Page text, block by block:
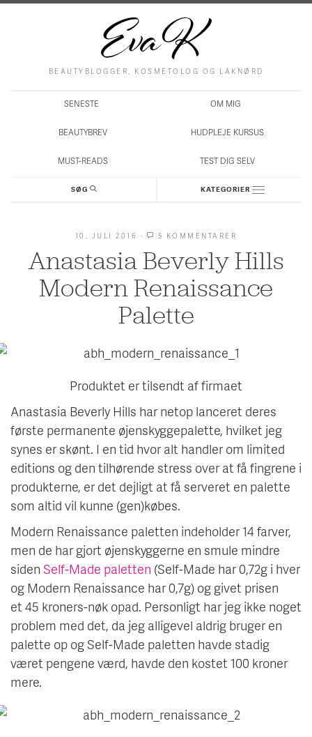
BEAUTYBLOGGER, KOSMETOLOG OG LAKNØRD
SENESTE OM MIG
BEAUTYBREV HUDPLEJE KURSUS
MUST-READS TEST DIG SELV
SØG KATEGORIER
10. JULI 2016 · 5 KOMMENTARER
BEVERLY
RENAISSANCE
PALETTE
Anastasia Beverly Hills
Modern Renaissance
Palette
Produktet er tilsendt af firmaet
Anastasia Beverly Hills har netop lanceret deres
første permanente øjenskyggepalette, hvilket jeg
synes er skønt. I en tid hvor alt handler om limited
editions og den tilhørende stress over at få fingrene i
produkterne, er det dejligt at få serveret en palette
som altid vil kunne (gen)købes.
Modern Renaissance paletten indeholder 14 farver,
men de har gjort øjenskyggerne en smule mindre
siden Self-Made paletten (Self-Made har 0,72g i hver
og Modern Renaissance har 0,7g) og givet prisen
et 45 kroners-nøk opad. Personligt har jeg ikke noget
problem med det, da jeg alligevel aldrig bruger en
palette op og Self-Made paletten havde stadig
været pengene værd, havde den kostet 100 kroner
mere.